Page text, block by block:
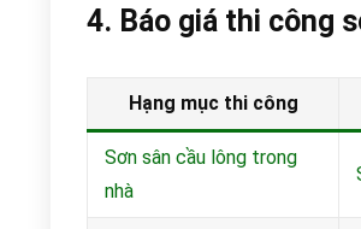
4. Báo giá thi công
Hạng mục thi công
Sơn sân cầu lông trong
nhà